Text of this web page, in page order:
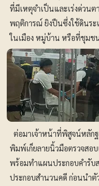
ที่มีเหตุจำเป็นและเร่งด่วนต
พฤติการณ์ ยิงปืนซึ่งใช้ดินระ
ในเมือง หมู่บ้าน หรือที่ชุมช
ต่อมาเจ้าหน้าที่พิสูจน์หลักฐ
พิมพ์เก็ยลายนิ้วมือตรวจสอ
พร้อมทำแผนประกอบคำรับ
ประกอบสำนวนคดี ก่อนนำตั